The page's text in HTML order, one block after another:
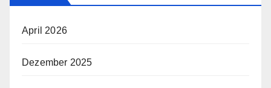
April 2026
Dezember 2025